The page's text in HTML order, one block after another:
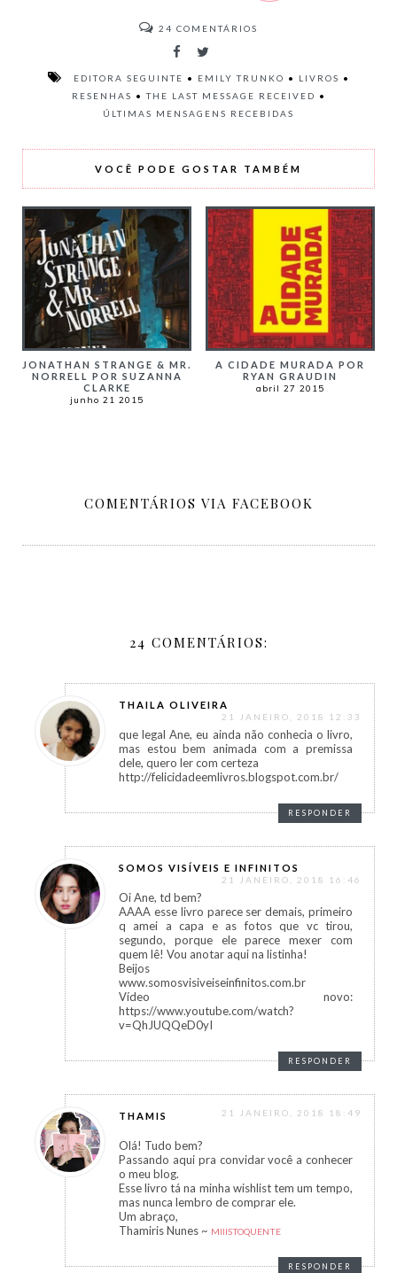
24 COMENTÁRIOS
EDITORA SEGUINTE • EMILY TRUNKO • LIVROS •
RESENHAS •THE LAST MESSAGE RECEIVED •
ÚLTIMAS MENSAGENS RECEBIDAS
VOCÊ PODE GOSTAR TAMBÉM
JONATHAN STRANGE & MR.
NORRELL POR SUZANNA
CLARKE
junho 21 2015
A CIDADE MURADA POR
RYAN GRAUDIN
abril 27 2015
COMENTÁRIOS VIA FACEBOOK
24 COMENTÁRIOS:
THAILA OLIVEIRA
21 JANEIRO, 2018 12:33
que legal Ane, eu ainda não conhecia o livro,
mas estou bem animada com a premissa
dele, quero ler com certeza
http://felicidadeemlivros.blogspot.com.br/
RESPONDER
SOMOS VISÍVEIS E INFINITOS
21 JANEIRO, 2018 16:46
Oi Ane, td bem?
AAAA esse livro parece ser demais, primeiro
q amei a capa e as fotos que vc tirou,
segundo, porque ele parece mexer com
quem lê! Vou anotar aqui na listinha!
Beijos
www.somosvisiveiseinfinitos.com.br
Vídeo novo:
https://www.youtube.com/watch?
v=QhJUQQeD0yI
RESPONDER
THAMIS 21 JANEIRO, 2018 18:49
Olá! Tudo bem?
Passando aqui pra convidar você a conhecer
o meu blog.
Esse livro tá na minha wishlist tem um tempo,
mas nunca lembro de comprar ele.
Um abraço,
Thamiris Nunes ~ MIIISTOQUENTE
RESPONDER